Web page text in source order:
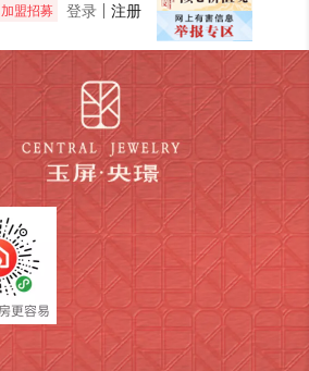
加盟招募 登录 注册